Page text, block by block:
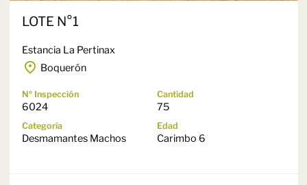
LOTE N°1
Estancia La Pertinax
Boquerón
Nº Inspección
6024
Cantidad
75
Categoría
Desmamantes Machos
Edad
Carimbo 6